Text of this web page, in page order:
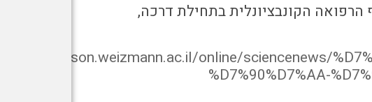
הקונבציונלית בתחילת דרכה,
https://davidson.weizmann.ac.il/online/sciencenews/
%D7%90%D7%AA-